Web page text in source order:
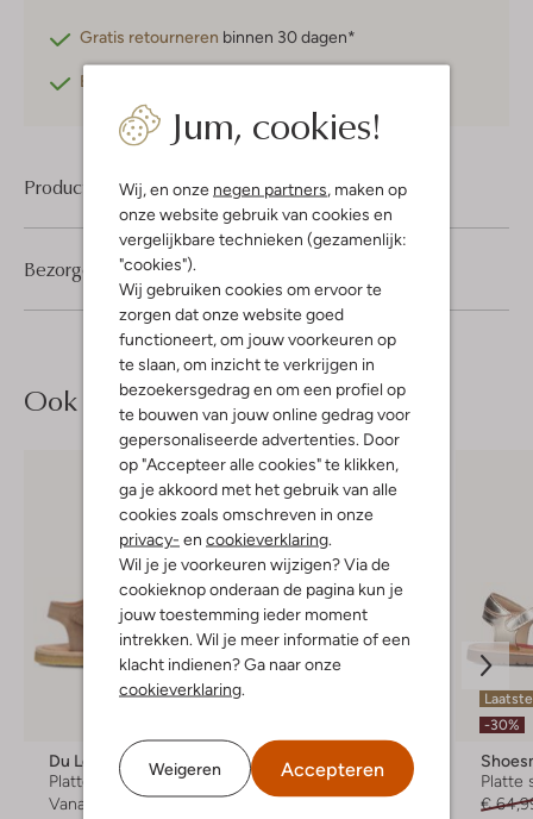
Jum, cookies!
Wij, en onze negen partners, maken op
onze website gebruik van cookies en
vergelijkbare technieken (gezamenlijk:
"cookies").
Wij gebruiken cookies om ervoor te
zorgen dat onze website goed
functioneert, om jouw voorkeuren op
te slaan, om inzicht te verkrijgen in
bezoekersgedrag en om een profiel op
te bouwen van jouw online gedrag voor
gepersonaliseerde advertenties. Door
op "Accepteer alle cookies" te klikken,
ga je akkoord met het gebruik van alle
cookies zoals omschreven in onze
privacy- en cookieverklaring.
Wil je je voorkeuren wijzigen? Via de
cookieknop onderaan de pagina kun je
jouw toestemming ieder moment
intrekken. Wil je meer informatie of een
klacht indienen? Ga naar onze
cookieverklaring.
Weigeren Accepteren
Gratis retourneren binnen 30 dagen*
Betaal achteraf
Product informatie
Bezorgen & retourneren
Ook iets voor jou?
Du Loua
Platte sandalen
Vanaf
€ 79,99
Clic!
Platte sandalen
€ 89,99 € 44,99
-30%
Platte
€